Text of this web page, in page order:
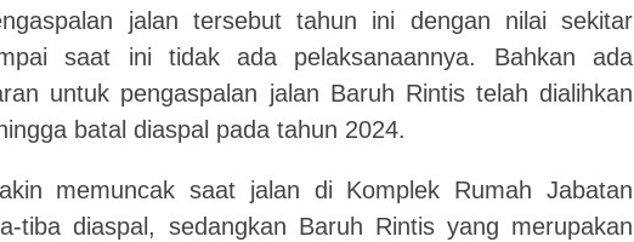
jalan tersebut tahun ini dengan nilai sekitar
saat ini tidak ada pelaksanaannya. Bahkan ada
untuk pengaspalan jalan Baruh Rintis telah dialihkan
batal diaspal pada tahun 2024.
memuncak saat jalan di Komplek Rumah Jabatan
tiba diaspal, sedangkan Baruh Rintis yang merupakan